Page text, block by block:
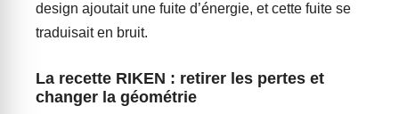
design ajoutait une fuite d’énergie, et cette fuite se
traduisait en bruit.
La recette RIKEN : retirer les pertes et
changer la géométrie